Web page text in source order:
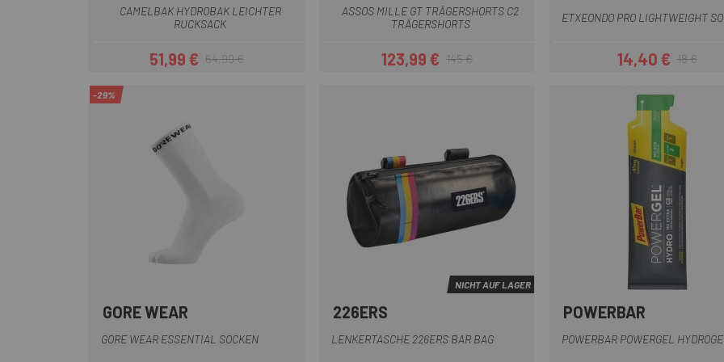
CAMELBAK HYDROBAK LEICHTER
RUCKSACK
Preis
51,99 €Regulärer Preis
64,99 €
ASSOS MILLE GT TRÄGERSHORTS C2
TRÄGERSHORTS
Preis
123,99 €Regulärer Preis
145 €
ETXEONDO PRO LIGHTWEIGHT
Preis
14,40 €Regulärer
18 €
BlauDunkelblau
-29%
GORE WEAR
GORE WEAR ESSENTIAL SOCKEN
NICHT AUF LAGER
226ERS
LENKERTASCHE 226ERS BAR BAG
POWERBAR
POWERBAR POWERGEL